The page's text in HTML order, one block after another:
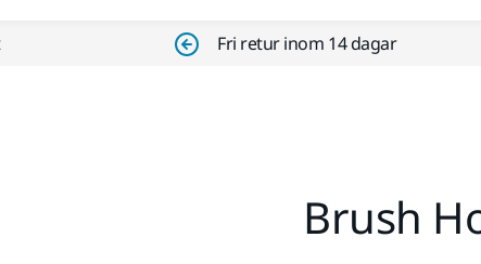
Fri retur inom 14 dagar
Brush